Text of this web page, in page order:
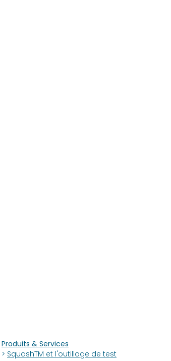
Produits & Services
> SquashTM et l'outillage de test